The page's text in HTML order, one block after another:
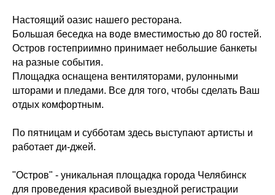
Настоящий оазис нашего ресторана.
Большая беседка на воде вместимостью до 80 гостей.
Остров гостеприимно принимает небольшие банкеты
на разные события.
Площадка оснащена вентиляторами, рулонными
шторами и пледами. Все для того, чтобы сделать Ваш
отдых комфортным.
По пятницам и субботам здесь выступают артисты и
работает ди-джей.
"Остров" - уникальная площадка города Челябинск
для проведения красивой выездной регистрации